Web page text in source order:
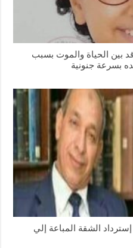
بين الحياة والموت بسبب
بسرعة جنونية
الشقة المباعة إلي